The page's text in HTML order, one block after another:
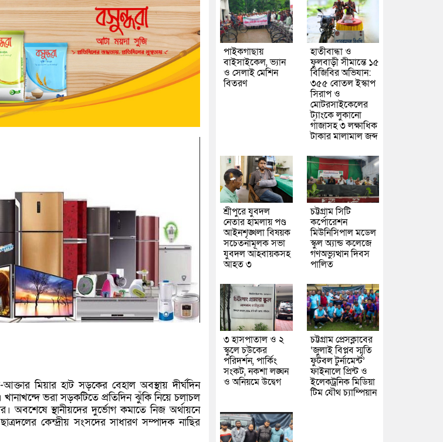
মিয়ার হাট সড়কের বেহাল অবস্থায় দীর্ঘদিন
খানাখন্দে ভরা সড়কটিতে প্রতিদিন ঝুঁকি নিয়ে চলাচল
অবশেষে স্থানীয়দের দুর্ভোগ কমাতে নিজ অর্থায়নে
কেন্দ্রীয় সংসদের সাধারণ সম্পাদক নাছির
পাইকগাছায়
বাইসাইকেল, ভ্যান
ও সেলাই মেশিন
বিতরণ
হাতীবান্ধা ও
ফুলবাড়ী সীমান্তে ১৫
বিজিবির অভিযান:
৩৫৫ বোতল ইস্কাপ
সিরাপ ও
মোটরসাইকেলের
ট্যাংকে লুকানো
গাঁজাসহ ৩ লক্ষাধিক
টাকার মালামাল জব্দ
শ্রীপুরে যুবদল
নেতার হামলায় পণ্ড
আইনশৃঙ্খলা বিষয়ক
সচেতনামূলক সভা
যুবদল আহবায়কসহ
আহত ৩
চট্টগ্রাম সিটি
কর্পোরেশন
মিউনিসিপাল মডেল
স্কুল অ্যান্ড কলেজে
গণঅভ্যুত্থান দিবস
পালিত
৩ হাসপাতাল ও ২
স্কুলে চউকের
পরিদর্শন, পার্কিং
সংকট, নকশা লঙ্ঘন
ও অনিয়মে উদ্বেগ
চট্টগ্রাম প্রেসক্লাবের
‘জুলাই বিপ্লব স্মৃতি
ফুটবল টুর্নামেন্ট’
ফাইনালে প্রিন্ট ও
ইলেকট্রনিক মিডিয়া
টিম যৌথ চ্যাম্পিয়ান